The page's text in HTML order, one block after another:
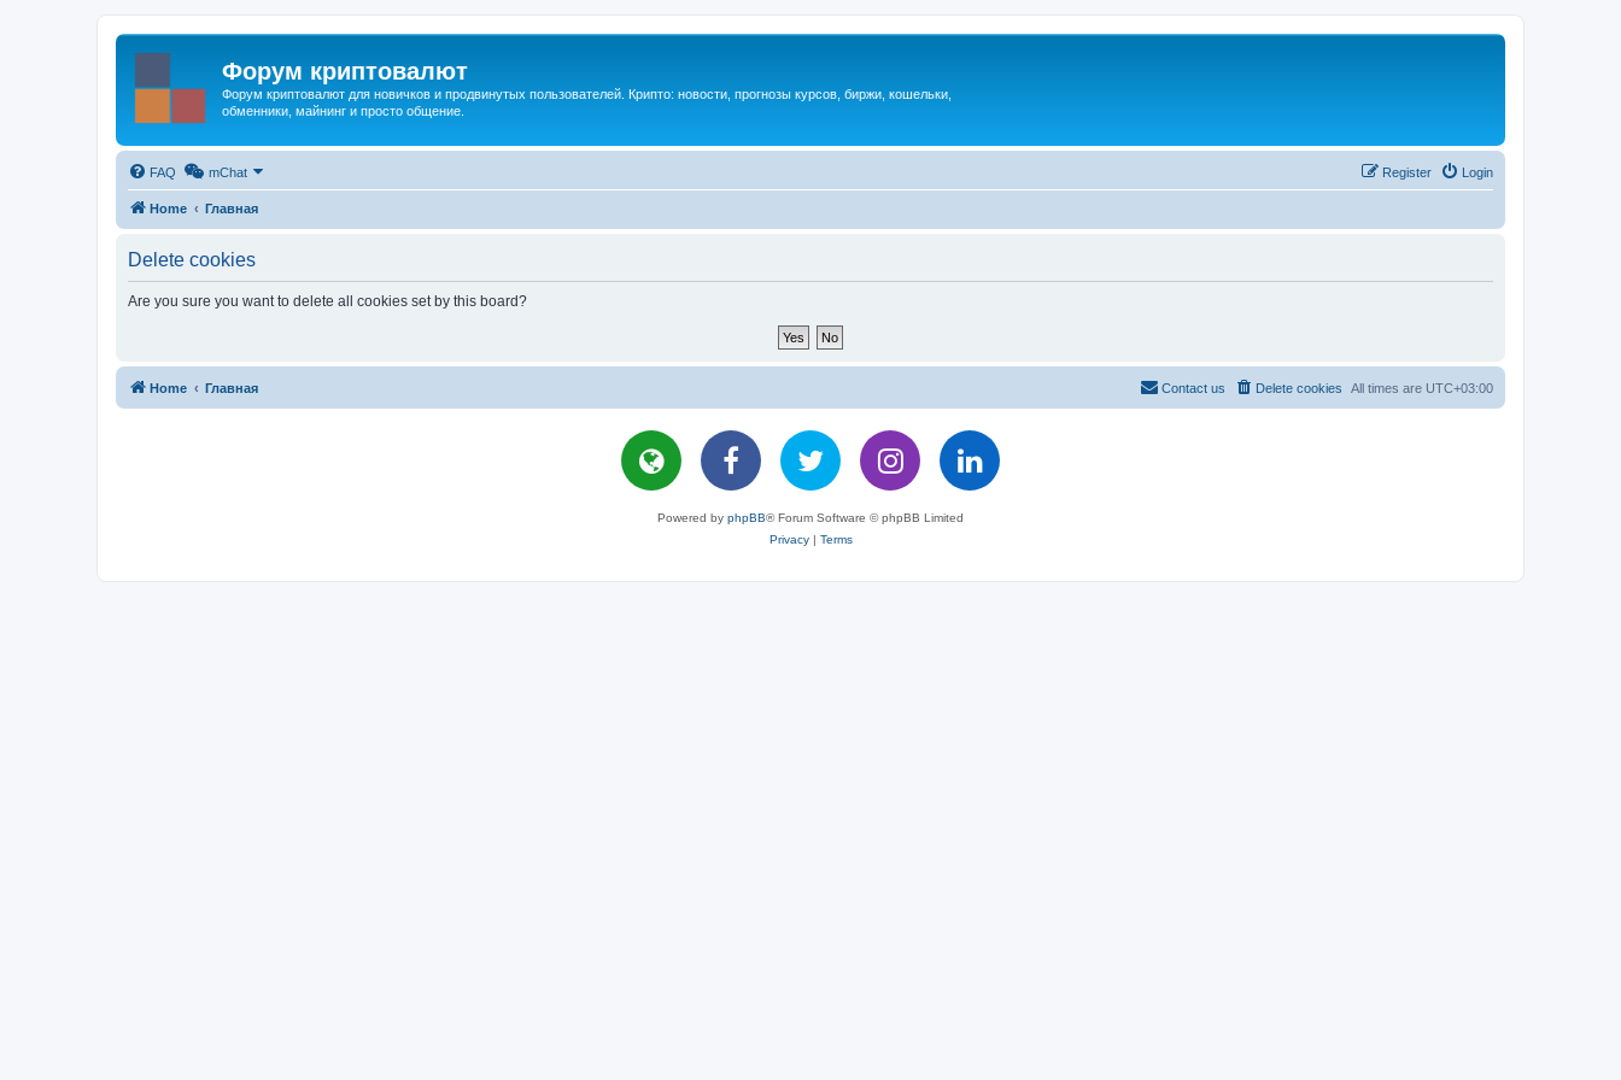
Форум криптовалют
Форум криптовалют для новичков и продвинутых пользователей. Крипто: новости, прогнозы курсов, биржи, кошельки,
обменники, майнинг и просто общение.
FAQ mChat Login
Register
Home Главная
Delete cookies
Are you sure you want to delete all cookies set by this board?
Home Главная All times are UTC+03:00
Delete cookies
Contact us
Powered by phpBB® Forum Software © phpBB Limited
Privacy| Terms